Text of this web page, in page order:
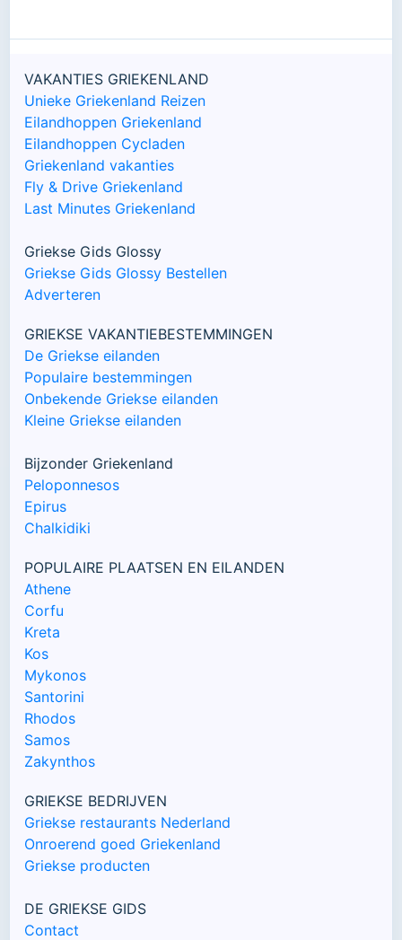
VAKANTIES GRIEKENLAND
Unieke Griekenland Reizen
Eilandhoppen Griekenland
Eilandhoppen Cycladen
Griekenland vakanties
Fly & Drive Griekenland
Last Minutes Griekenland
Griekse Gids Glossy
Griekse Gids Glossy Bestellen
Adverteren
GRIEKSE VAKANTIEBESTEMMINGEN
De Griekse eilanden
Populaire bestemmingen
Onbekende Griekse eilanden
Kleine Griekse eilanden
Bijzonder Griekenland
Peloponnesos
Epirus
Chalkidiki
POPULAIRE PLAATSEN EN EILANDEN
Athene
Corfu
Kreta
Kos
Mykonos
Santorini
Rhodos
Samos
Zakynthos
GRIEKSE BEDRIJVEN
Griekse restaurants Nederland
Onroerend goed Griekenland
Griekse producten
DE GRIEKSE GIDS
Contact